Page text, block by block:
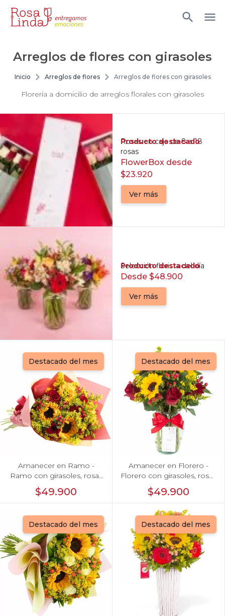
Arreglos de flores con girasoles
Inicio Arreglos de flores Arreglos de flores con girasoles
Florería a domicilio de arreglos florales con girasoles
Producto destacado
Rosas en caja de 8 a 18
rosas
FlowerBox desde
$23.920
Ver más
Producto destacado
Selección florista del día
Desde $48.900
Ver más
Destacado del mes
Amanecer en Ramo -
Ramo con girasoles, rosas
rojo e hypericum
$49.900
Destacado del mes
Amanecer en Florero -
Florero con girasoles, rosas
rojo e hypericum
$49.900
Destacado del mes Destacado del mes